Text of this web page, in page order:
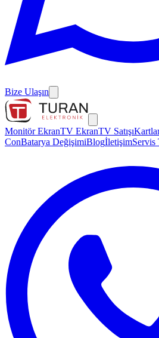
Bize Ulaşın
Monitör EkranTV EkranTV Satışı
ConBatarya DeğişimiBlogİletişimServis